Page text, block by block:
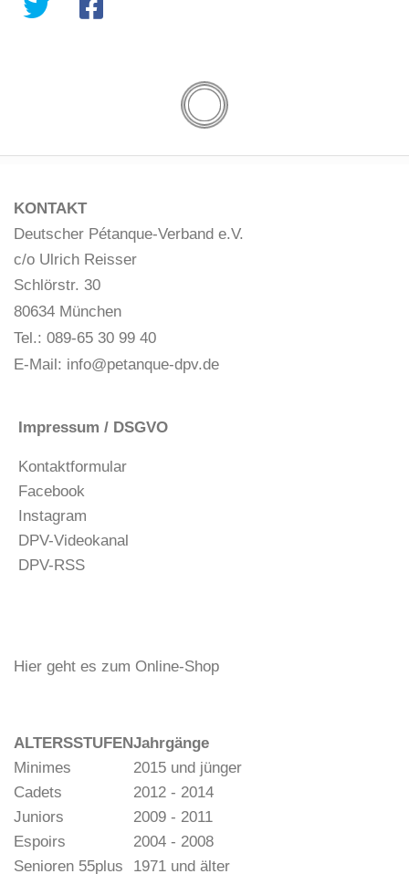
KONTAKT
Deutscher Pétanque-Verband e.V.
c/o Ulrich Reisser
Schlörstr. 30
80634 München
Tel.: 089-65 30 99 40
E-Mail: info@petanque-dpv.de
Impressum / DSGVO
Kontaktformular
Facebook
Instagram
DPV-Videokanal
DPV-RSS
Hier geht es zum Online-Shop
ALTERSSTUFENJahrgänge
Minimes
2015 und jünger
Cadets
2012 - 2014
Juniors
2009 - 2011
Espoirs
2004 - 2008
Senioren 55plus
1971 und älter